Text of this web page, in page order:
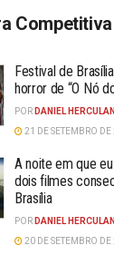
Competitiva
Festival de
horror de “O Nó
POR DANIEL
21 DE SETEMBRO
A noite em que
dois filmes
Brasília
POR DANIEL
20 DE SETEMBRO